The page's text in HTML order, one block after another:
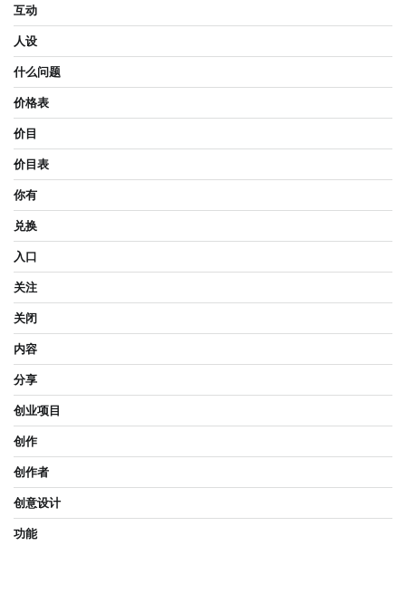
互动
人设
什么问题
价格表
价目
价目表
你有
兑换
入口
关注
关闭
内容
分享
创业项目
创作
创作者
创意设计
功能